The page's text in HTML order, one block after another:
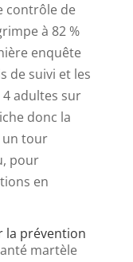
contrôle de
à 82 %
enquête
de suivi et les
adultes sur
donc la
un tour
pour
en
la prévention
martèle